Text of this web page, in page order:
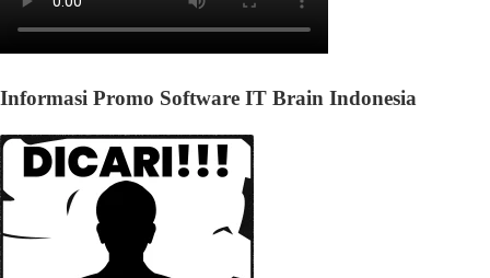
Informasi Promo Software IT Brain Indonesia